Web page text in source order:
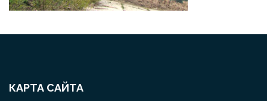
КАРТА САЙТА